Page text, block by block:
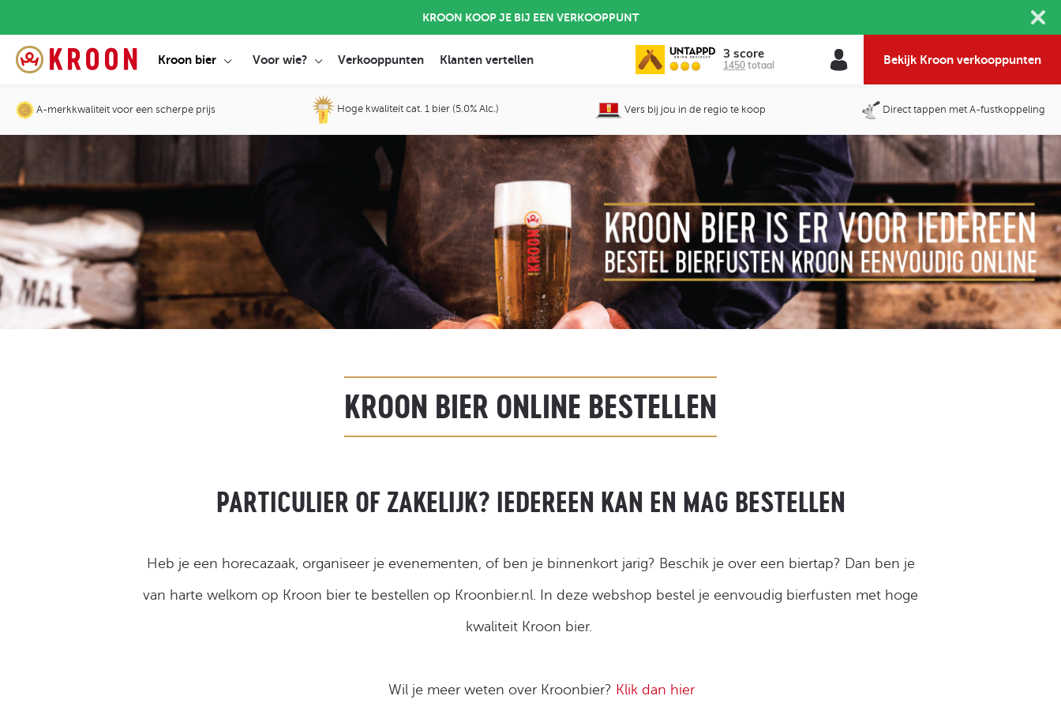
KROON KOOP JE BIJ EEN VERKOOPPUNT
Kroon bier Voor wie? Verkooppunten Klanten vertellen 3 score
1450 totaal Bekijk Kroon verkooppunten
A-merkkwaliteit voor een scherpe prijs Hoge kwaliteit cat. 1 bier (5.0% Alc.) Vers bij jou in de regio te koop Direct tappen met A-fustkoppeling
KROON BIER ONLINE BESTELLEN
PARTICULIER OF ZAKELIJK? IEDEREEN KAN EN MAG BESTELLEN
Heb je een horecazaak, organiseer je evenementen, of ben je binnenkort jarig? Beschik je over een biertap? Dan ben je
van harte welkom op Kroon bier te bestellen op Kroonbier.nl. In deze webshop bestel je eenvoudig bierfusten met hoge
kwaliteit Kroon bier.
Wil je meer weten over Kroonbier? Klik dan hier